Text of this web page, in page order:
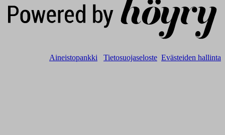
Aineistopankki Tietosuojaseloste Evästeiden hallinta